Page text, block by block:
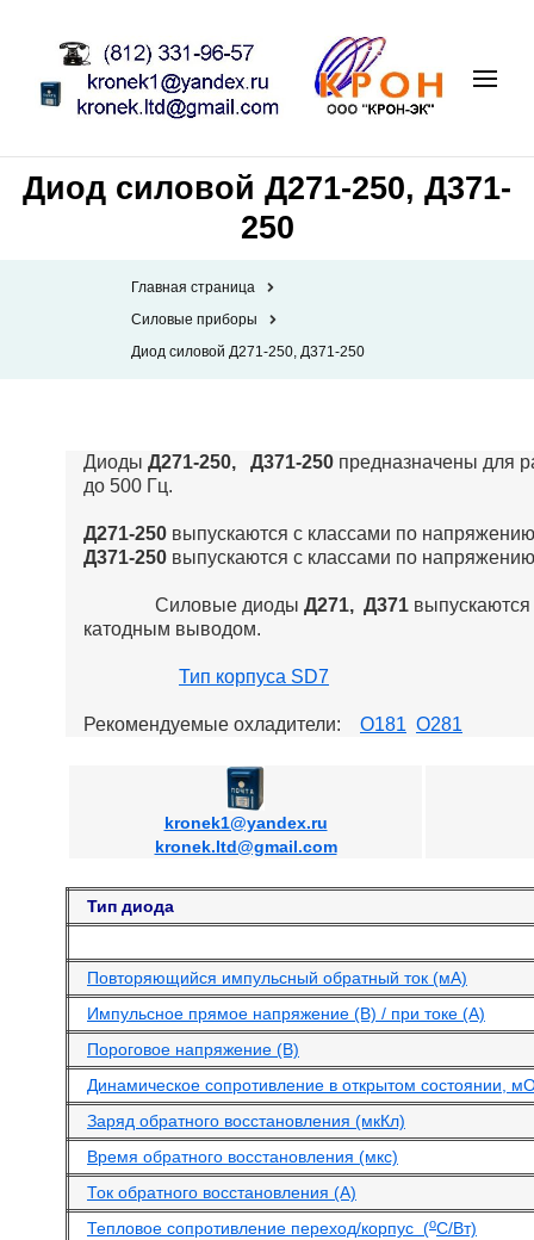
Диод силовой Д271-250, Д371-
250
Главная страница
Силовые приборы
Диод силовой Д271-250, Д371-250
Диоды Д271-250, Д371-250 предназначены для
до 500 Гц.
Д271-250 выпускаются с классами по
Д371-250 выпускаются с классами по
Силовые диоды Д271, Д371
катодным выводом.
Тип корпуса SD7
Рекомендуемые охладители: О181 О281
kronek1@yandex.ru
kronek.ltd@gmail.com
Тип диода
Повторяющийся импульсный обратный ток (мА)
Импульсное прямое напряжение (В) / при токе (А)
Пороговое напряжение (В)
Динамическое сопротивление в открытом состоянии,
Заряд обратного восстановления (мкКл)
Время обратного восстановления (мкс)
Ток обратного восстановления (А)
Тепловое сопротивление переход/корпус (oС/Вт)